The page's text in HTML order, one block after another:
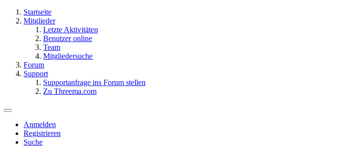
Startseite
Mitglieder
Letzte Aktivitäten
Benutzer online
Team
Mitgliedersuche
Forum
Support
Supportanfrage ins Forum stellen
Zu Threema.com
Anmelden
Registrieren
Suche